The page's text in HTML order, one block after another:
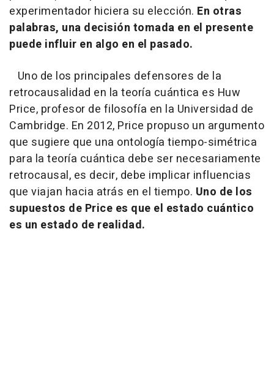
experimentador hiciera su elección. En otras
palabras, una decisión tomada en el presente
puede influir en algo en el pasado.
Uno de los principales defensores de la
retrocausalidad en la teoría cuántica es Huw
Price, profesor de filosofía en la Universidad de
Cambridge. En 2012, Price propuso un argumento
que sugiere que una ontología tiempo-simétrica
para la teoría cuántica debe ser necesariamente
retrocausal, es decir, debe implicar influencias
que viajan hacia atrás en el tiempo. Uno de los
supuestos de Price es que el estado cuántico
es un estado de realidad.